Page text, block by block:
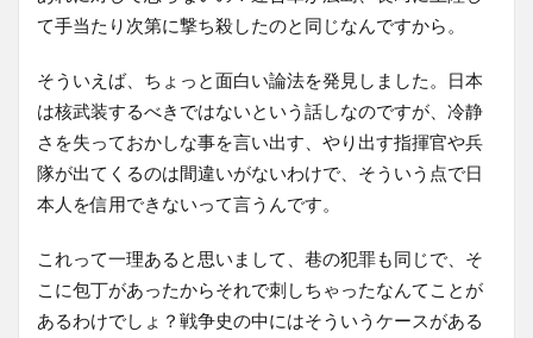
て手当たり次第に撃ち殺したのと同じなんですから。
そういえば、ちょっと面白い論法を発見しました。日本
は核武装するべきではないという話しなのですが、冷静
さを失っておかしな事を言い出す、やり出す指揮官や兵
隊が出てくるのは間違いがないわけで、そういう点で日
本人を信用できないって言うんです。
これって一理あると思いまして、巷の犯罪も同じで、そ
こに包丁があったからそれで刺しちゃったなんてことが
あるわけでしょ？戦争史の中にはそういうケースがある